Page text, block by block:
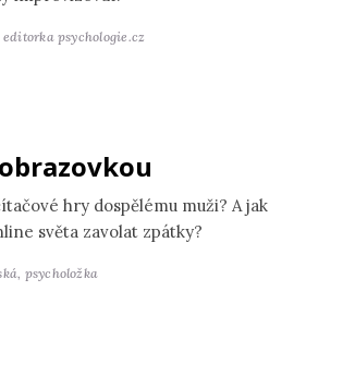
editorka psychologie.cz
hry dospělému muži? A jak
světa zavolat zpátky?
psycholožka